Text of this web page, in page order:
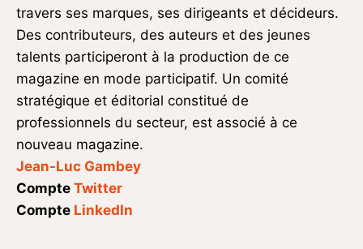
travers ses marques, ses dirigeants et décideurs.
Des contributeurs, des auteurs et des jeunes
talents participeront à la production de ce
magazine en mode participatif. Un comité
stratégique et éditorial constitué de
professionnels du secteur, est associé à ce
nouveau magazine.
Jean-Luc Gambey
Compte Twitter
Compte LinkedIn